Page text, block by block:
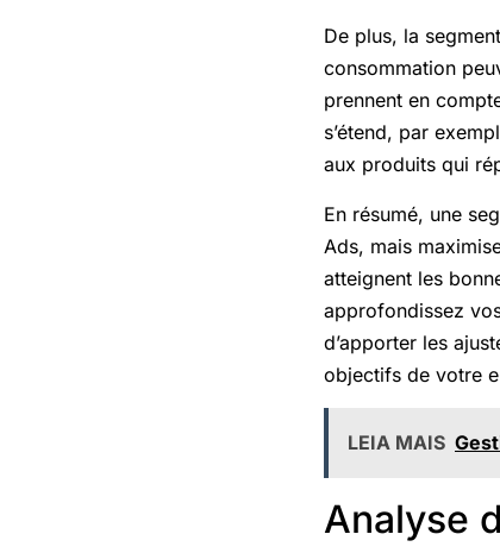
De plus, la
consommation
prennent en
s’étend, par
aux produits qui
En résumé, une
Ads, mais
atteignent les
approfondissez
d’apporter les
objectifs de votre
LEIA MAIS
Analyse